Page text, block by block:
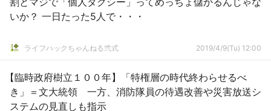
いか？ 一日たった5人で・・・
ライフハックちゃんねる弐式 2019/4/9(Tu) 12:00
【臨時政府樹立１００年】「特権層の時代終わらせるべ
き」＝文大統領 一方、消防隊員の待遇改善や災害放送シ
ステムの見直しも指示